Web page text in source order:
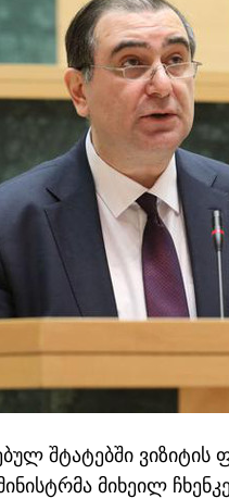
შტატებში
მიხეილ